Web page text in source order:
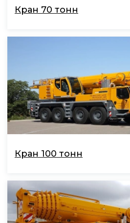
Кран 70 тонн
Кран 100 тонн